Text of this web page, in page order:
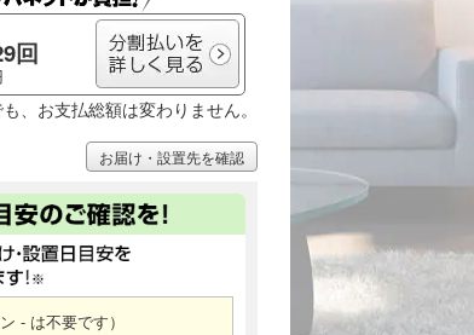
回
、お支払総額は変わりません。
- は不要です）
お届け・設置先を確認